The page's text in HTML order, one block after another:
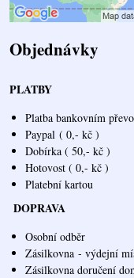
Objednávky
PLATBY
Platba bankovním
Paypal ( 0,- kč )
Dobírka ( 50,- kč )
Hotovost ( 0,- kč )
Platební kartou
DOPRAVA
Osobní odběr
Zásilkovna - výdejní
Zásilkovna